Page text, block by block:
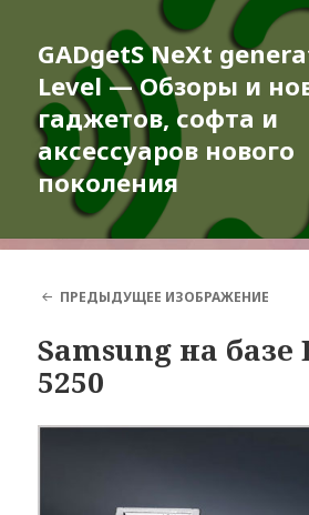
GADgetS NeXt
Level — Обзоры и
гаджетов, софта и
аксессуаров нового
поколения
ПРЕДЫДУЩЕЕ ИЗОБРАЖЕНИЕ
Samsung на базе
5250